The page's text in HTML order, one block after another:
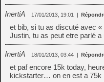
InertiA 17/01/2013, 19:01 |
et bib, si tu as discuté avec «
Justin, tu as peut etre parlé
InertiA 18/01/2013, 03:44 |
et paf encore 15k today,
kickstarter… on en est a 75k